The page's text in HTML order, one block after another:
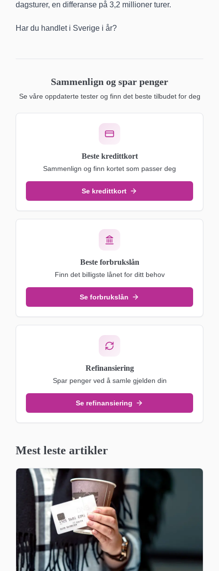
dagsturer, en differanse på 3,2 millioner turer.
Har du handlet i Sverige i år?
Sammenlign og spar penger
Se våre oppdaterte tester og finn det beste tilbudet for deg
Beste kredittkort
Sammenlign og finn kortet som passer deg
Se kredittkort
Beste forbrukslån
Finn det billigste lånet for ditt behov
Se forbrukslån
Refinansiering
Spar penger ved å samle gjelden din
Se refinansiering
Mest leste artikler